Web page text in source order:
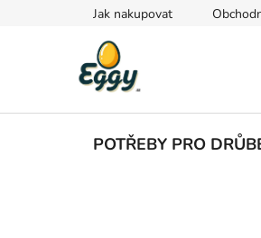
Jak nakupovat
POTŘEBY PRO